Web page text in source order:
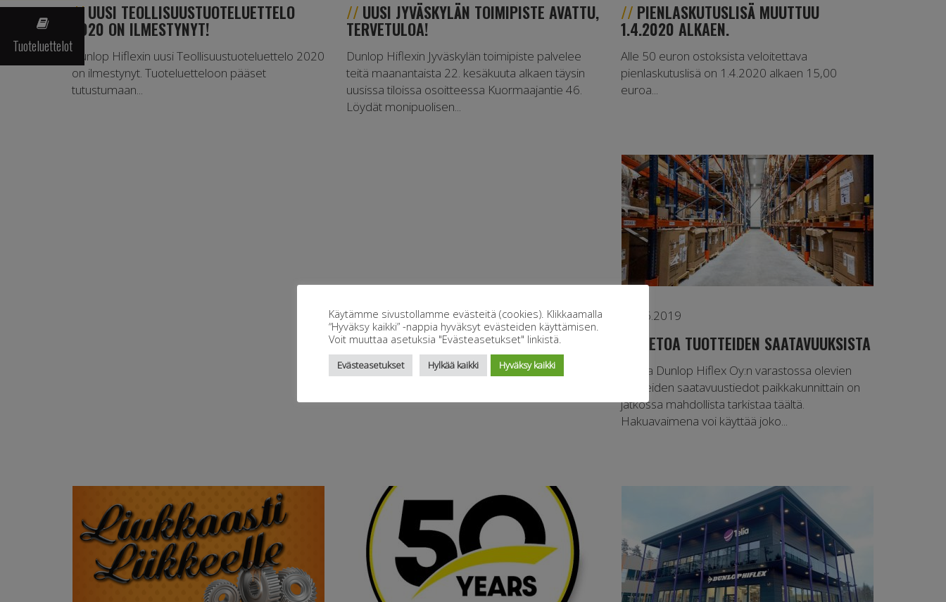
Tuoteluettelot
UUSI TEOLLISUUSTUOTELUETTELO
2020 ON ILMESTYNYT!
Dunlop Hiflexin uusi Teollisuustuoteluettelo 2020
on ilmestynyt. Tuoteluetteloon pääset
tutustumaan...
UUSI JYVÄSKYLÄN TOIMIPISTE AVATTU,
TERVETULOA!
Dunlop Hiflexin Jyväskylän toimipiste palvelee
teitä maanantaista 22. kesäkuuta alkaen täysin
uusissa tiloissa osoitteessa Kuormaajantie 46.
Löydät monipuolisen...
PIENLASKUTUSLISÄ MUUTTUU
1.4.2020 ALKAEN.
Alle 50 euron ostoksista veloitettava
pienlaskutuslisä on 1.4.2020 alkaen 15,00
euroa...
13.06.2019
TIETOA TUOTTEIDEN SAATAVUUKSISTA
Tietoa Dunlop Hiflex Oy:n varastossa olevien
tuotteiden saatavuustiedot paikkakunnittain on
jatkossa mahdollista tarkistaa täältä.
Hakuavaimena voi käyttää joko...
Käytämme sivustollamme evästeitä (cookies). Klikkaamalla
“Hyväksy kaikki” -nappia hyväksyt evästeiden käyttämisen.
Voit muuttaa asetuksia "Evästeasetukset" linkistä.
Evästeasetukset Hylkää kaikki Hyväksy kaikki